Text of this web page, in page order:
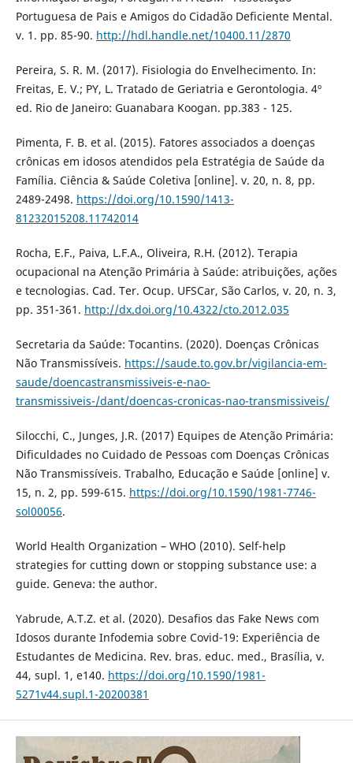
Portuguesa de Pais e Amigos do Cidadão Deficiente Mental.
v. 1. pp. 85-90. http://hdl.handle.net/10400.11/2870
Pereira, S. R. M. (2017). Fisiologia do Envelhecimento. In:
Freitas, E. V.; PY, L. Tratado de Geriatria e Gerontologia. 4º
ed. Rio de Janeiro: Guanabara Koogan. pp.383 - 125.
Pimenta, F. B. et al. (2015). Fatores associados a doenças
crônicas em idosos atendidos pela Estratégia de Saúde da
Família. Ciência & Saúde Coletiva [online]. v. 20, n. 8, pp.
2489-2498. https://doi.org/10.1590/1413-
81232015208.11742014
Rocha, E.F., Paiva, L.F.A., Oliveira, R.H. (2012). Terapia
ocupacional na Atenção Primária à Saúde: atribuições, ações
e tecnologias. Cad. Ter. Ocup. UFSCar, São Carlos, v. 20, n. 3,
pp. 351-361. http://dx.doi.org/10.4322/cto.2012.035
Secretaria da Saúde: Tocantins. (2020). Doenças Crônicas
Não Transmissíveis. https://saude.to.gov.br/vigilancia-em-
saude/doencastransmissiveis-e-nao-
transmissiveis-/dant/doencas-cronicas-nao-transmissiveis/
Silocchi, C., Junges, J.R. (2017) Equipes de Atenção Primária:
Dificuldades no Cuidado de Pessoas com Doenças Crônicas
Não Transmissíveis. Trabalho, Educação e Saúde [online] v.
15, n. 2, pp. 599-615. https://doi.org/10.1590/1981-7746-
sol00056.
World Health Organization – WHO (2010). Self-help
strategies for cutting down or stopping substance use: a
guide. Geneva: the author.
Yabrude, A.T.Z. et al. (2020). Desafios das Fake News com
Idosos durante Infodemia sobre Covid-19: Experiência de
Estudantes de Medicina. Rev. bras. educ. med., Brasília, v.
44, supl. 1, e140. https://doi.org/10.1590/1981-
5271v44.supl.1-20200381